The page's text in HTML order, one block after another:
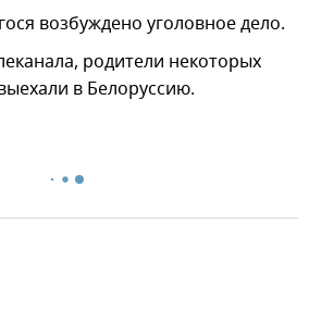
возбуждено уголовное дело.
родители некоторых
в Белоруссию.